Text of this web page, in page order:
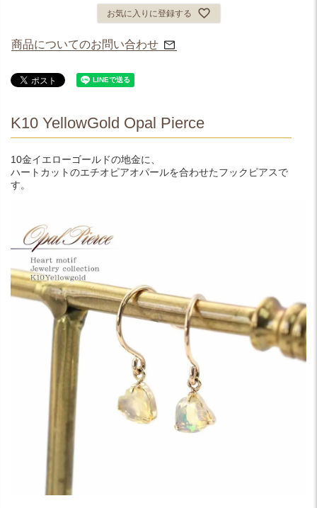
お気に入りに登録する
商品についてのお問い合わせ
K10 YellowGold Opal Pierce
10金イエローゴールドの地金に、
ハートカットのエチオピアオパールを合わせたフックピアスで
す。